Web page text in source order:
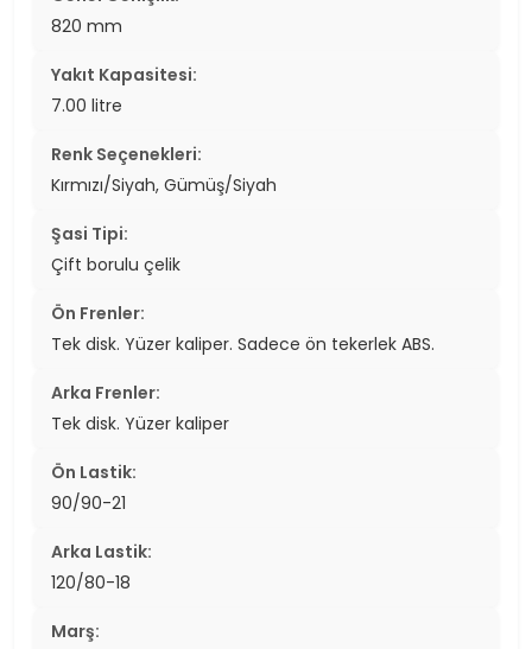
820 mm
Yakıt Kapasitesi:
7.00 litre
Renk Seçenekleri:
Kırmızı/Siyah, Gümüş/Siyah
Şasi Tipi:
Çift borulu çelik
Ön Frenler:
Tek disk. Yüzer kaliper. Sadece ön tekerlek ABS.
Arka Frenler:
Tek disk. Yüzer kaliper
Ön Lastik:
90/90-21
Arka Lastik:
120/80-18
Marş: